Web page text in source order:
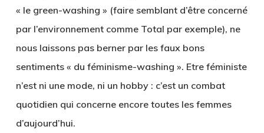
« le green-washing » (faire semblant d’être concerné
par l’environnement comme Total par exemple), ne
nous laissons pas berner par les faux bons
sentiments « du féminisme-washing ». Etre féministe
n’est ni une mode, ni un hobby : c’est un combat
quotidien qui concerne encore toutes les femmes
d’aujourd’hui.